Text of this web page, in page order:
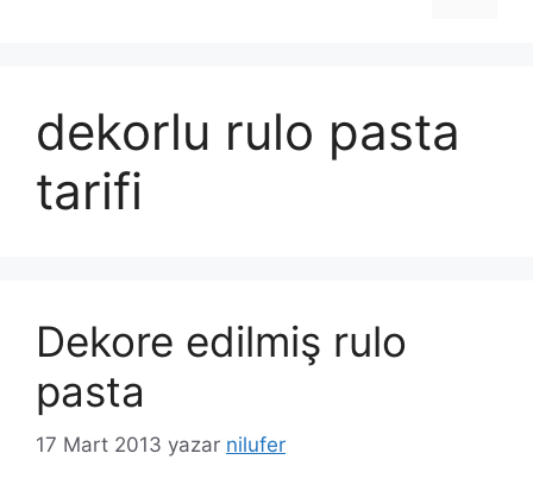
dekorlu rulo pasta
tarifi
Dekore edilmiş rulo
pasta
17 Mart 2013 yazar nilufer